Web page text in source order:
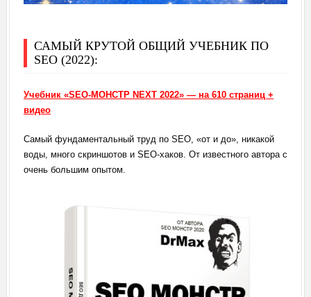
САМЫЙ КРУТОЙ ОБЩИЙ УЧЕБНИК ПО
SEO (2022):
Учебник «SEO-МОНСТР NEXT 2022» — на 610 страниц +
видео
Самый фундаментальный труд по SEO, «от и до», никакой
воды, много скриншотов и SEO-хаков. От известного автора с
очень большим опытом.